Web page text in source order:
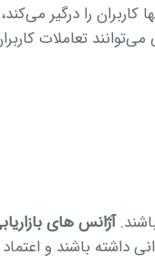
را درگیر
تعاملات
آژانس های
داشته باشند و